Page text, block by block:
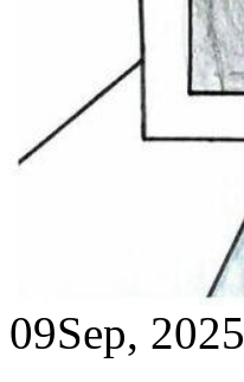
09Sep, 2025